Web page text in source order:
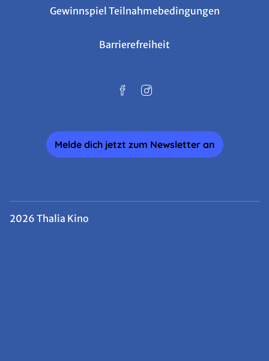
Gewinnspiel Teilnahmebedingungen
Barrierefreiheit
Melde dich jetzt zum Newsletter an
2026 Thalia Kino